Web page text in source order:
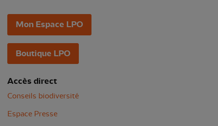
Mon Espace LPO
Boutique LPO
Accès direct
Conseils biodiversité
Espace Presse